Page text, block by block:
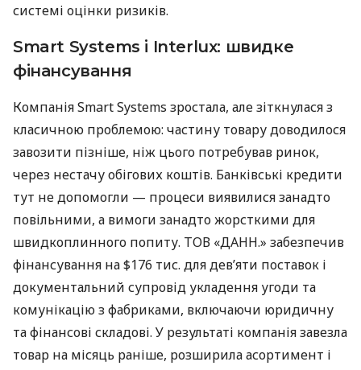
системі оцінки ризиків.
Smart Systems і Interlux: швидке
фінансування
Компанія Smart Systems зростала, але зіткнулася з
класичною проблемою: частину товару доводилося
завозити пізніше, ніж цього потребував ринок,
через нестачу обігових коштів. Банківські кредити
тут не допомогли — процеси виявилися занадто
повільними, а вимоги занадто жорсткими для
швидкоплинного попиту. ТОВ «ДАНН.» забезпечив
фінансування на $176 тис. для дев’яти поставок і
документальний супровід укладення угоди та
комунікацію з фабриками, включаючи юридичну
та фінансові складові. У результаті компанія завезла
товар на місяць раніше, розширила асортимент і